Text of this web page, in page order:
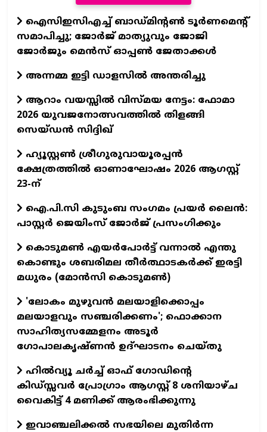
ഐസിഇസിഎച്ച് ബാഡ്മിന്റൺ ടൂർണമെന്റ്
സമാപിച്ചു; ജോർജ് മാത്യുവും ജോജി
ജോർജും മെൻസ് ഓപ്പൺ ജേതാക്കൾ
അന്നമ്മ ഇട്ടി ഡാളസിൽ അന്തരിച്ചു
ആറാം വയസ്സിൽ വിസ്മയ നേട്ടം: ഫോമാ
2026 യുവജനോത്സവത്തിൽ തിളങ്ങി
സെയ്ഡൻ സിദ്ദിഖ്
ഹ്യൂസ്റ്റൺ ശ്രീഗുരുവായൂരപ്പൻ
ക്ഷേത്രത്തിൽ ഓണാഘോഷം 2026 ആഗസ്റ്റ്
23-ന്
ഐ.പി.സി കുടുംബ സംഗമം പ്രയർ ലൈൻ:
പാസ്റ്റർ ജെയിംസ് ജോർജ് പ്രസംഗിക്കും
കൊടുമൺ എയർപോർട്ട് വന്നാൽ എന്തു
കൊണ്ടും ശബരിമല തീർത്ഥാടകർക്ക് ഇരട്ടി
മധുരം (മോൻസി കൊടുമൺ)
'ലോകം മുഴുവൻ മലയാളിക്കൊപ്പം
മലയാളവും സഞ്ചരിക്കണം'; ഫൊക്കാന
സാഹിത്യസമ്മേളനം അടൂർ
ഗോപാലകൃഷ്ണൻ ഉദ്ഘാടനം ചെയ്തു
ഹിൽവ്യൂ ചർച്ച് ഓഫ് ഗോഡിന്റെ
കിഡ്സ്സവർ പ്രോഗ്രാം ആഗസ്റ്റ് 8 ശനിയാഴ്ച
വൈകിട്ട് 4 മണിക്ക് ആരംഭിക്കുന്നു
ഇവാഞ്ചലിക്കൽ സഭയിലെ മുതിർന്ന